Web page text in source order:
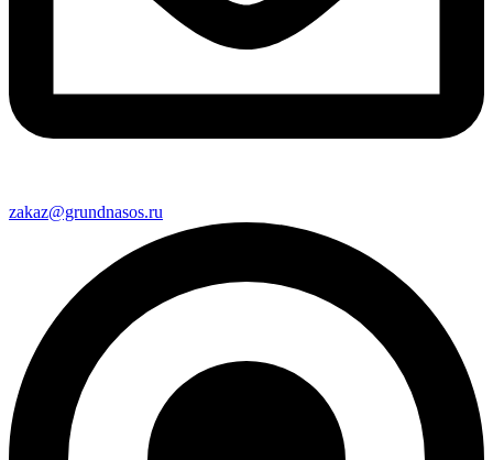
zakaz@grundnasos.ru